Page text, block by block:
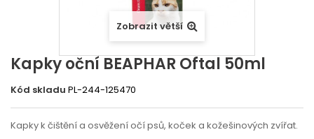
Zobrazit větší
Kapky oční BEAPHAR Oftal 50ml
Kód skladu PL-244-125470
Kapky k čištění a osvěžení očí psů, koček a kožešinových zvířat.